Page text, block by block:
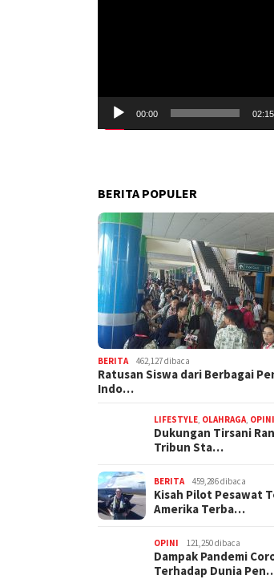
00:00 02:15
BERITA POPULER
BERITA 462,127 dibaca
Ratusan Siswa dari Berbagai
Indo…
LIFESTYLE, OLAHRAGA, OPINI
Dukungan Tirsani
Tribun Sta…
BERITA 459,286 dibaca
Kisah Pilot Pesawat
Amerika Terba…
OPINI 121,250 dibaca
Dampak Pandemi
Terhadap Dunia